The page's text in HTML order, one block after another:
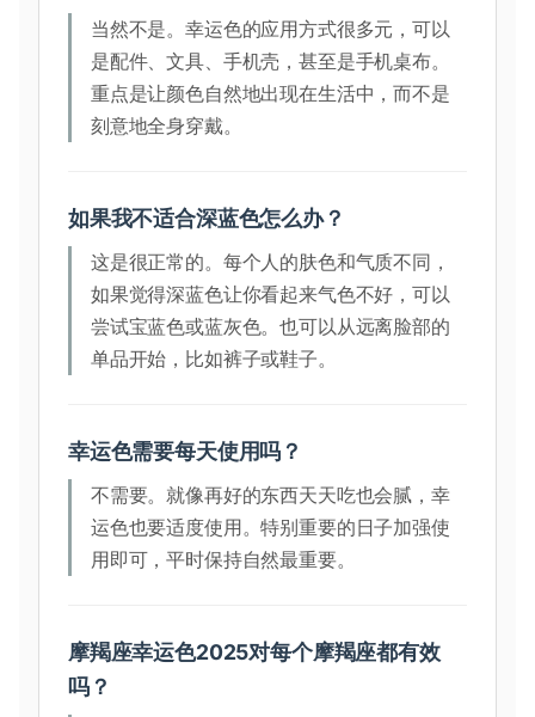
当然不是。幸运色的应用方式很多元，可以
是配件、文具、手机壳，甚至是手机桌布。
重点是让颜色自然地出现在生活中，而不是
刻意地全身穿戴。
如果我不适合深蓝色怎么办？
这是很正常的。每个人的肤色和气质不同，
如果觉得深蓝色让你看起来气色不好，可以
尝试宝蓝色或蓝灰色。也可以从远离脸部的
单品开始，比如裤子或鞋子。
幸运色需要每天使用吗？
不需要。就像再好的东西天天吃也会腻，幸
运色也要适度使用。特别重要的日子加强使
用即可，平时保持自然最重要。
摩羯座幸运色2025对每个摩羯座都有效
吗？